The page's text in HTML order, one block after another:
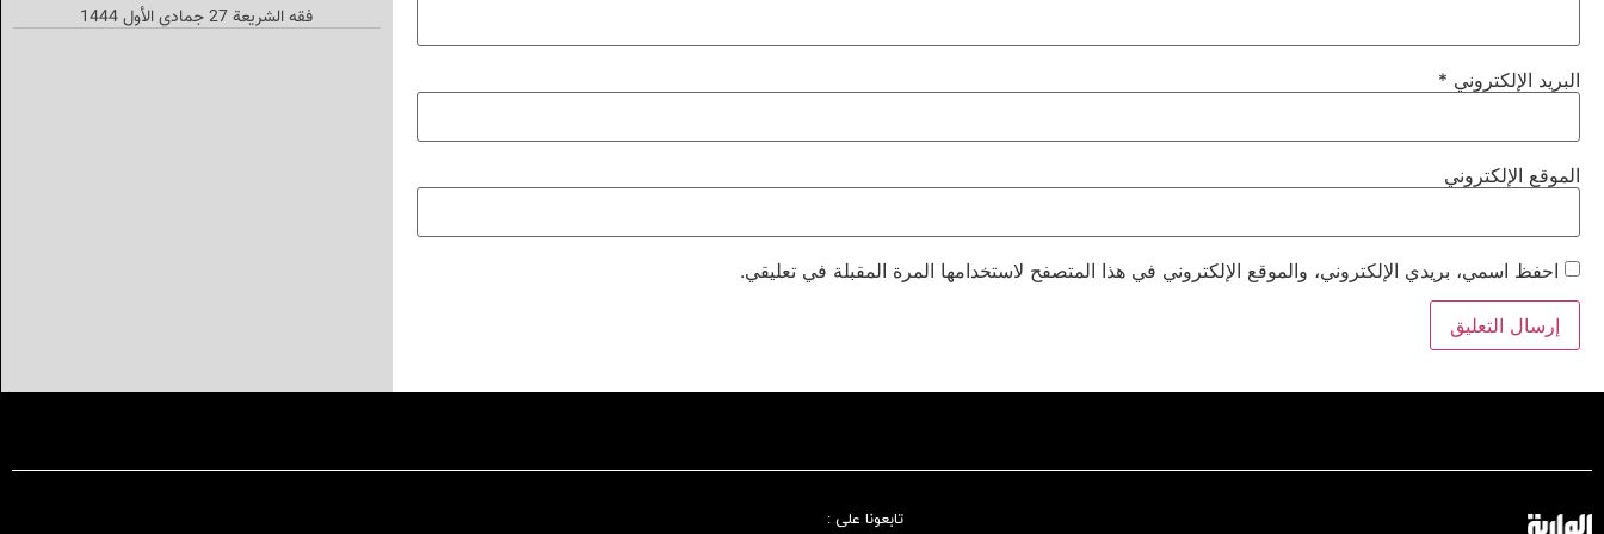
البريد الإلكتروني *
الموقع الإلكتروني
احفظ اسمي، بريدي الإلكتروني، والموقع الإلكتروني في هذا المتصفح لاستخدامها المرة المقبلة في تعليقي.
فقه الشریعة 27 جمادي الأول 1444
تابعونا علی :